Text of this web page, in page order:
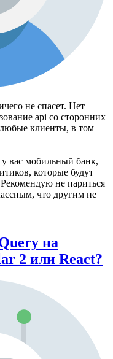
не спасет. Нет
api со сторонних
клиенты, в том
у вас мобильный банк,
которые будут
не париться
что другим не
на
2 или React?